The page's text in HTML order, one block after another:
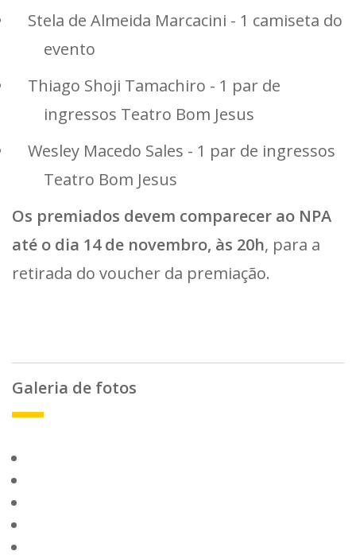
Stela de Almeida Marcacini - 1 camiseta do
evento
Thiago Shoji Tamachiro - 1 par de
ingressos Teatro Bom Jesus
Wesley Macedo Sales - 1 par de ingressos
Teatro Bom Jesus
Os premiados devem comparecer ao NPA
até o dia 14 de novembro, às 20h, para a
retirada do voucher da premiação.
Galeria de fotos